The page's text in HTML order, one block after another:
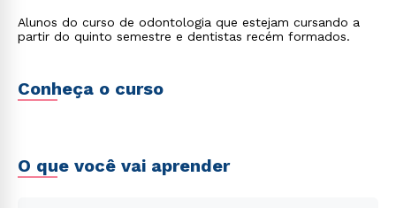
Alunos do curso de odontologia que estejam cursando a
partir do quinto semestre e dentistas recém formados.
Conheça o curso
O que você vai aprender